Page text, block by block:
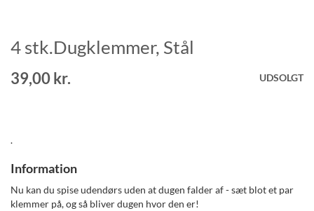
Gå
til
starten
af
4 stk.Dugklemmer, Stål
39,00 kr. UDSOLGT
.
Information
Nu kan du spise udendørs uden at dugen falder af - sæt blot et par
klemmer på, og så bliver dugen hvor den er!